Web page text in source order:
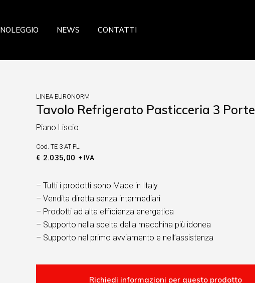
NOLEGGIO NEWS CONTATTI
LINEA EURONORM
Tavolo Refrigerato Pasticceria 3 Porte
Piano Liscio
Cod.TE 3 AT PL
€ 2.035,00 + IVA
– Tutti i prodotti sono Made in Italy
– Vendita diretta senza intermediari
– Prodotti ad alta efficienza energetica
– Supporto nella scelta della macchina più idonea
– Supporto nel primo avviamento e nell’assistenza